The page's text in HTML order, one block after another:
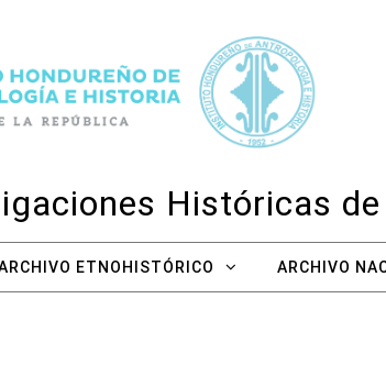
Históricas
ETNOHISTÓRICO ARCHIVO